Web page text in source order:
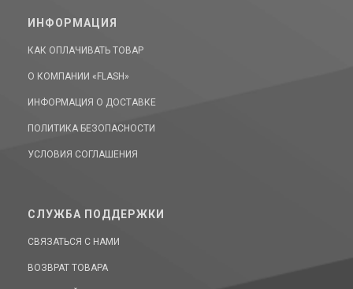
ИНФОРМАЦИЯ
КАК ОПЛАЧИВАТЬ ТОВАР
О КОМПАНИИ «FLASH»
ИНФОРМАЦИЯ О ДОСТАВКЕ
ПОЛИТИКА БЕЗОПАСНОСТИ
УСЛОВИЯ СОГЛАШЕНИЯ
СЛУЖБА ПОДДЕРЖКИ
СВЯЗАТЬСЯ С НАМИ
ВОЗВРАТ ТОВАРА